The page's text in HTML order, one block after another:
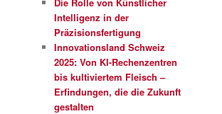
Intelligenz in der
Präzisionsfertigung
Innovationsland Schweiz
2025: Von KI-Rechenzentren
bis kultiviertem Fleisch –
Erfindungen, die die Zukunft
gestalten